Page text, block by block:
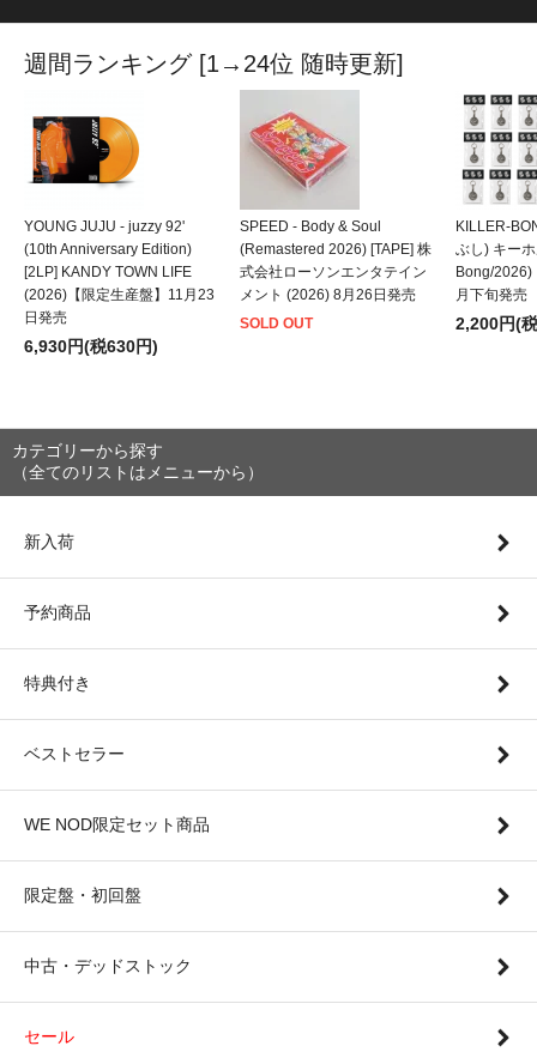
週間ランキング [1→24位 随時更新]
YOUNG JUJU - juzzy 92'
(10th Anniversary Edition)
[2LP] KANDY TOWN LIFE
(2026)【限定生産盤】11月23
日発売
6,930円(税630円)
SPEED - Body & Soul
(Remastered 2026) [TAPE] 株
式会社ローソンエンタテイン
メント (2026) 8月26日発売
SOLD OUT
KILLER-
ぶし) キー
Bong/2026)
月下旬発売
2,200円(
カテゴリーから探す
（全てのリストはメニューから）
新入荷
予約商品
特典付き
ベストセラー
WE NOD限定セット商品
限定盤・初回盤
中古・デッドストック
セール